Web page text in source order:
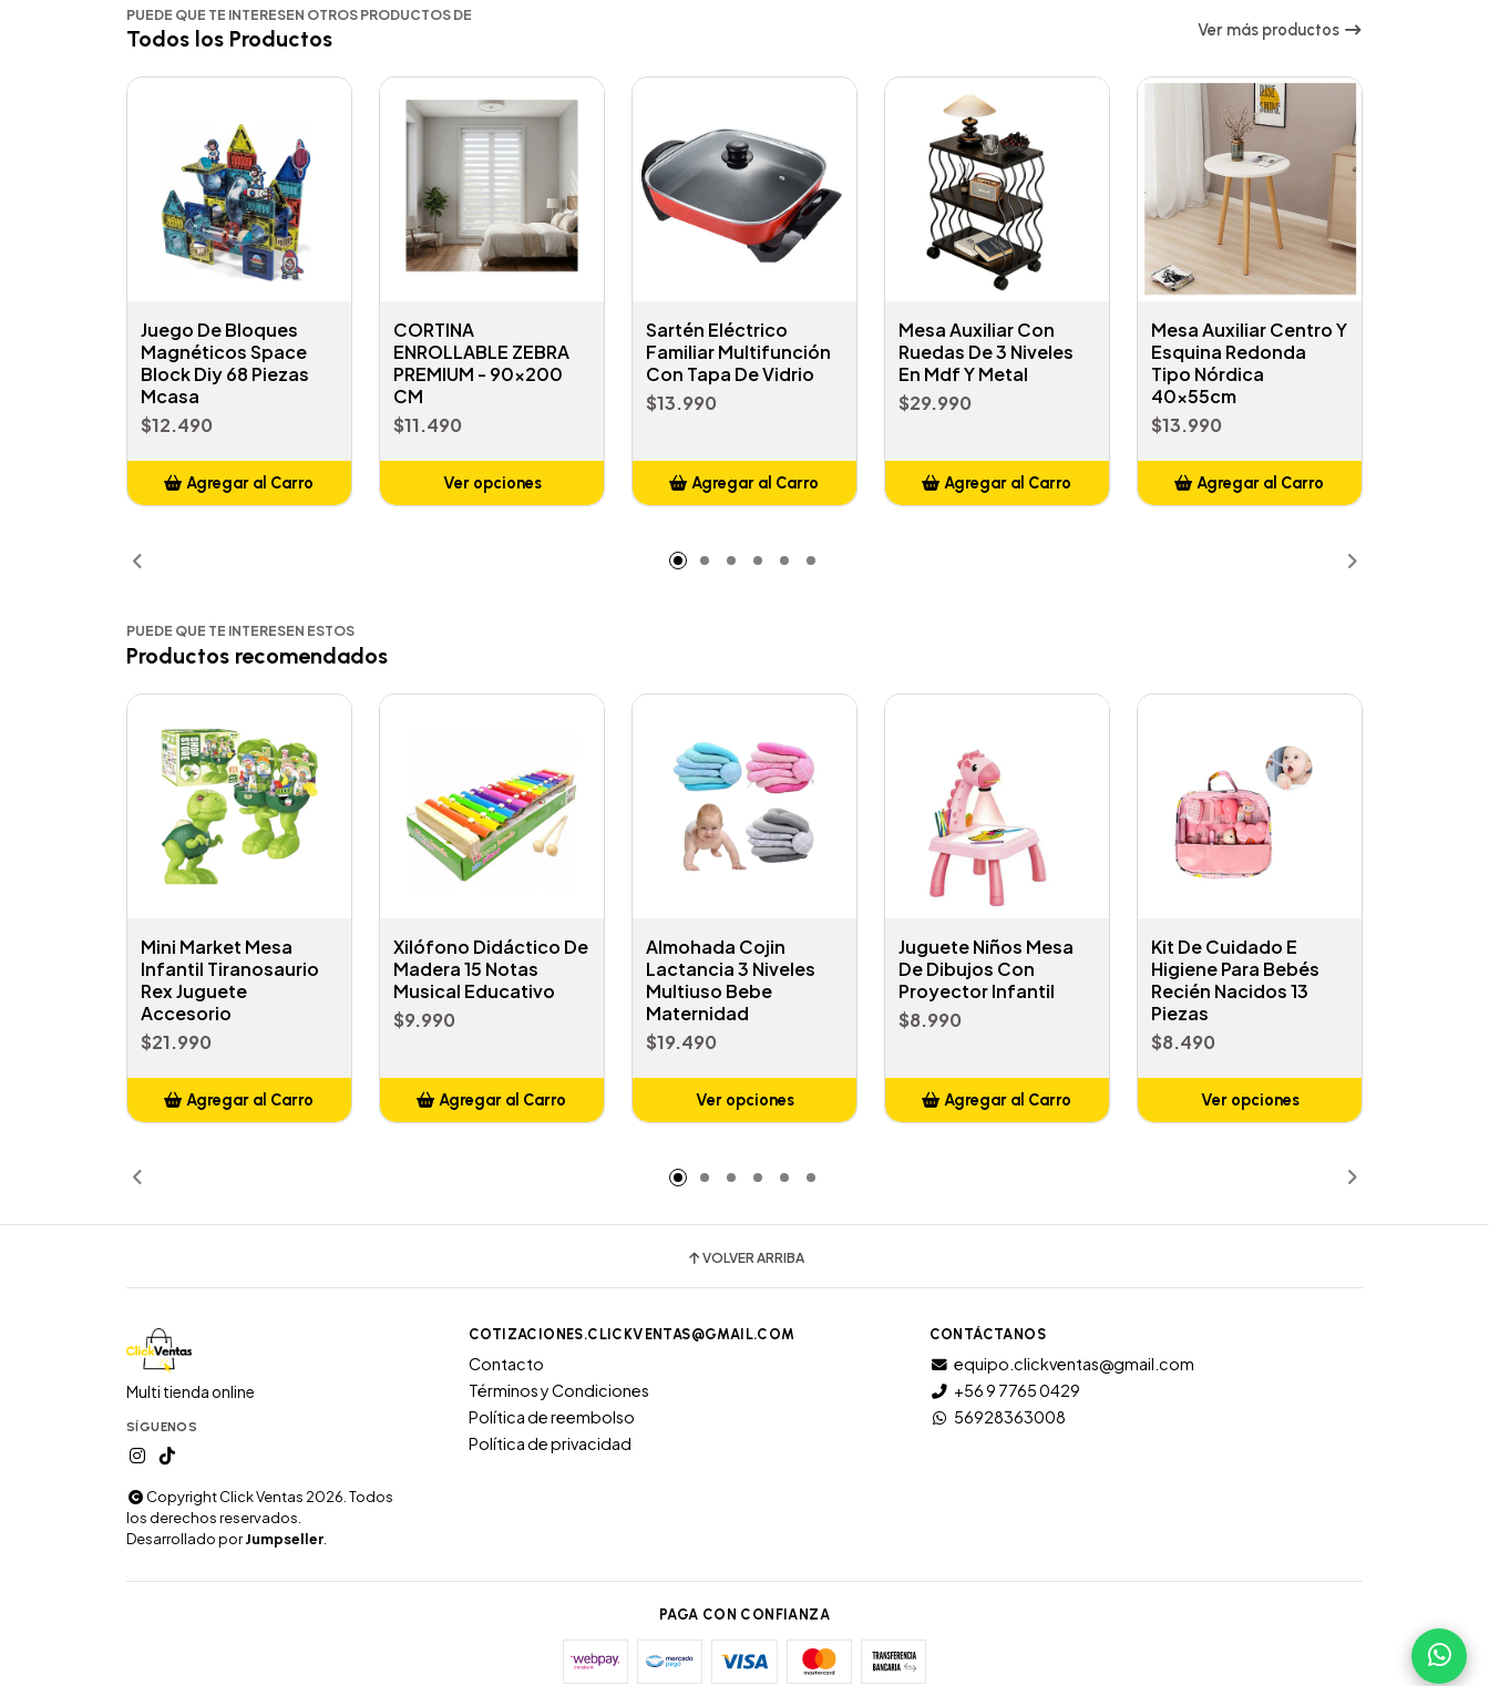
PUEDE QUE TE INTERESEN OTROS PRODUCTOS DE
Todos los Productos Ver más productos
Juego De Bloques
Magnéticos Space
Block Diy 68 Piezas
Mcasa
$12.490
Agregar al Carro
CORTINA
ENROLLABLE ZEBRA
PREMIUM - 90x200
CM
$11.490
Ver opciones
Sartén Eléctrico
Familiar Multifunción
Con Tapa De Vidrio
$13.990
Agregar al Carro
Mesa Auxiliar Con
Ruedas De 3 Niveles
En Mdf Y Metal
$29.990
Agregar al Carro
Mesa Auxiliar Centro Y
Esquina Redonda
Tipo Nórdica
40x55cm
$13.990
Agregar al Carro
PUEDE QUE TE INTERESEN ESTOS
Productos recomendados
Mini Market Mesa
Infantil Tiranosaurio
Rex Juguete
Accesorio
$21.990
Agregar al Carro
Xilófono Didáctico De
Madera 15 Notas
Musical Educativo
$9.990
Agregar al Carro
Almohada Cojin
Lactancia 3 Niveles
Multiuso Bebe
Maternidad
$19.490
Ver opciones
Juguete Niños Mesa
De Dibujos Con
Proyector Infantil
$8.990
Agregar al Carro
Kit De Cuidado E
Higiene Para Bebés
Recién Nacidos 13
Piezas
$8.490
Ver opciones
VOLVER ARRIBA
Multi tienda online
SÍGUENOS
Copyright Click Ventas 2026. Todos
los derechos reservados.
Desarrollado porJumpseller
COTIZACIONES.CLICKVENTAS@GMAIL.COM
Contacto
Términos y Condiciones
Política de reembolso
Política de privacidad
CONTÁCTANOS
equipo.clickventas@gmail.com
+56 9 7765 0429
56928363008
PAGA CON CONFIANZA